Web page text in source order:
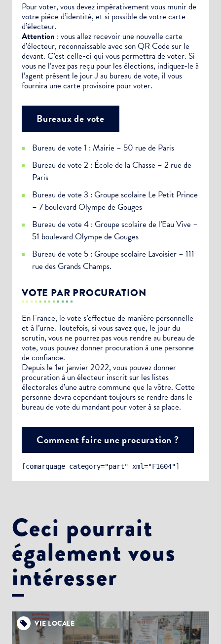
Pour voter, vous devez impérativement vous munir de
votre pièce d’identité, et si possible de votre carte
d’électeur.
Attention : vous allez recevoir une nouvelle carte
d’électeur, reconnaissable avec son QR Code sur le
devant. C’est celle-ci qui vous permettra de voter. Si
vous ne l’avez pas reçu pour les élections, indiquez-le à
l’agent présent le jour J au bureau de vote, il vous
fournira une carte provisoire pour voter.
Bureaux de vote
Bureau de vote 1 : Mairie – 50 rue de Paris
Bureau de vote 2 : École de la Chasse – 2 rue de
Paris
Bureau de vote 3 : Groupe scolaire Le Petit Prince
– 7 boulevard Olympe de Gouges
Bureau de vote 4 : Groupe scolaire de l’Eau Vive –
51 boulevard Olympe de Gouges
Bureau de vote 5 : Groupe scolaire Lavoisier – 111
rue des Grands Champs.
VOTE PAR PROCURATION
En France, le vote s’effectue de manière personnelle
et à l’urne. Toutefois, si vous savez que, le jour du
scrutin, vous ne pourrez pas vous rendre au bureau de
vote, vous pouvez donner procuration à une personne
de confiance.
Depuis le 1er janvier 2022, vous pouvez donner
procuration à un électeur inscrit sur les listes
électorales d’une autre commune que la vôtre. Cette
personne devra cependant toujours se rendre dans le
bureau de vote du mandant pour voter à sa place.
Comment faire une procuration ?
[comarquage category="part" xml="F1604"]
Ceci pourrait
également vous
intéresser
VIE LOCALE
Choisissez votre abonnement :
Alertes Mail
Newsletter Culture